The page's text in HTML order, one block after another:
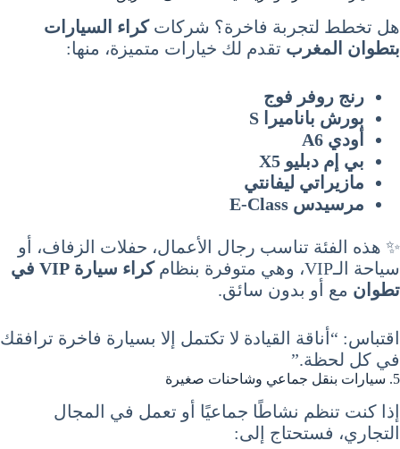
هل تخطط لتجربة فاخرة؟ شركاتكراء السيارات
بتطوان المغرب تقدم لك خيارات متميزة، منها:
رنج روفر فوج
بورش باناميرا S
أودي A6
بي إم دبليو X5
مازيراتي ليفانتي
مرسيدس E-Class
✨ هذه الفئة تناسب رجال الأعمال، حفلات الزفاف، أو
سياحة الـVIP، وهي متوفرة بنظام
كراء سيارة VIP في
تطوان مع أو بدون سائق.
اقتباس: “أناقة القيادة لا تكتمل إلا بسيارة فاخرة ترافقك
في كل لحظة.”
5. سيارات بنقل جماعي وشاحنات صغيرة
إذا كنت تنظم نشاطًا جماعيًا أو تعمل في المجال
التجاري، فستحتاج إلى: